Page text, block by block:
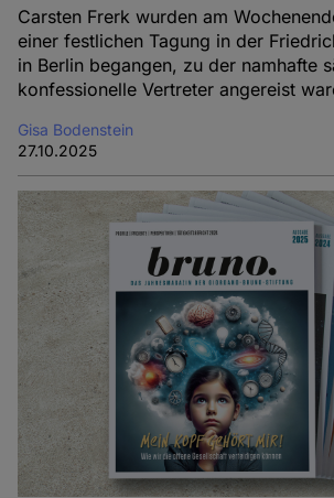
Carsten Frerk wurden am
einer festlichen Tagung in der
in Berlin begangen, zu der namhafte
konfessionelle Vertreter angereist
Gisa Bodenstein
27.10.2025